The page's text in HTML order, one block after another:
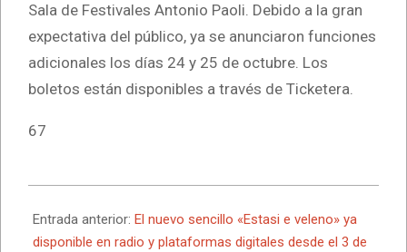
Sala de Festivales Antonio Paoli. Debido a la gran
expectativa del público, ya se anunciaron funciones
adicionales los días 24 y 25 de octubre. Los
boletos están disponibles a través de Ticketera.
67
07-
08
Entrada anterior: El nuevo sencillo «Estasi e veleno» ya
disponible en radio y plataformas digitales desde el 3 de